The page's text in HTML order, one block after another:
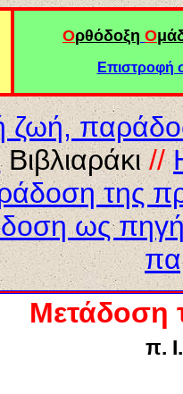
Ορθόδοξη Ο
Επιστροφή
ζωή,
Βιβλιαράκι //
της
ως
Μετάδοση
π.